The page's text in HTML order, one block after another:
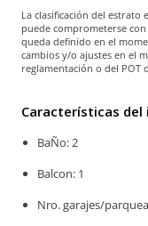
La clasificación del
puede comprometerse
queda definido en el
cambios y/o ajustes en el
reglamentación o del POT
Características del
BaÑo: 2
Balcon: 1
Nro. garajes/